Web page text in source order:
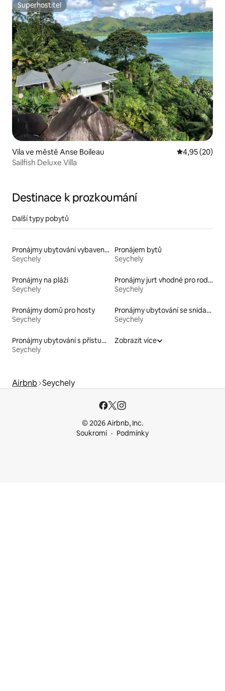
Superhostitel
Superhostitel
Vila ve městě Anse Boileau Průměrné
4,95 (20)
Sailfish Deluxe Villa
Destinace k prozkoumání
Další typy pobytů
Pronájmy ubytování vybavených kajakem
Seychely
Pronájem bytů
Seychely
Pronájmy na pláži
Seychely
Pronájmy jurt vhodné pro rodiny s dětmi
Seychely
Pronájmy domů pro hosty
Seychely
Pronájmy ubytování se snídaní
Seychely
Pronájmy ubytování s přístupem na pláž
Seychely
Zobrazit více
Airbnb Seychely
© 2026 Airbnb, Inc.
Soukromí
Podmínky